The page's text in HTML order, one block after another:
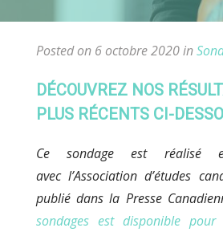
Posted on 6 octobre 2020 in
DÉCOUVREZ NOS
PLUS RÉCENTS CI-
Ce sondage est réalisé
avec l’Association d’études
publié dans la Presse
sondages est disponible